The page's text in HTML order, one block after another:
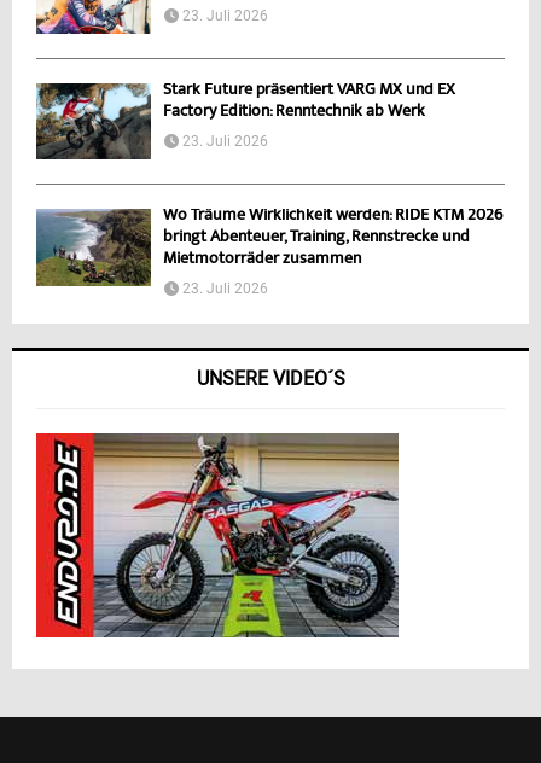
23. Juli 2026
Stark Future präsentiert VARG MX und EX
Factory Edition: Renntechnik ab Werk
23. Juli 2026
Wo Träume Wirklichkeit werden: RIDE KTM 2026
bringt Abenteuer, Training, Rennstrecke und
Mietmotorräder zusammen
23. Juli 2026
UNSERE VIDEO´S